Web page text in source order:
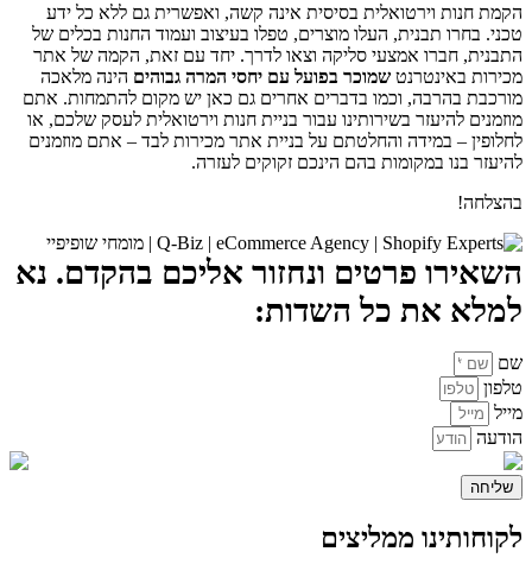
הקמת חנות וירטואלית בסיסית אינה קשה, ואפשרית גם ללא כל ידע
טכני. בחרו תבנית, העלו מוצרים, טפלו בעיצוב ועמוד החנות בכלים של
התבנית, חברו אמצעי סליקה וצאו לדרך. יחד עם זאת, הקמה של אתר
מכירות באינטרנט שמוכר בפועל עם יחסי המרה גבוהים הינה מלאכה
מורכבת בהרבה, וכמו בדברים אחרים גם כאן יש מקום להתמחות. אתם
מוזמנים להיעזר בשירותינו עבור בניית חנות וירטואלית לעסק שלכם, או
לחלופין – במידה והחלטתם על בניית אתר מכירות לבד – אתם מוזמנים
להיעזר בנו במקומות בהם הינכם זקוקים לעזרה.
בהצלחה!
השאירו פרטים ונחזור אליכם בהקדם. נא
למלא את כל השדות:
שם
טלפון
מייל
הודעה
שליחה
לקוחותינו ממליצים